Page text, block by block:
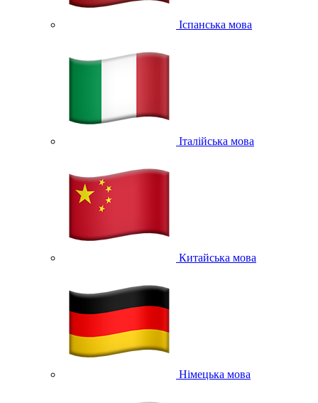
Іспанська мова
Італійська мова
Китайська мова
Німецька мова